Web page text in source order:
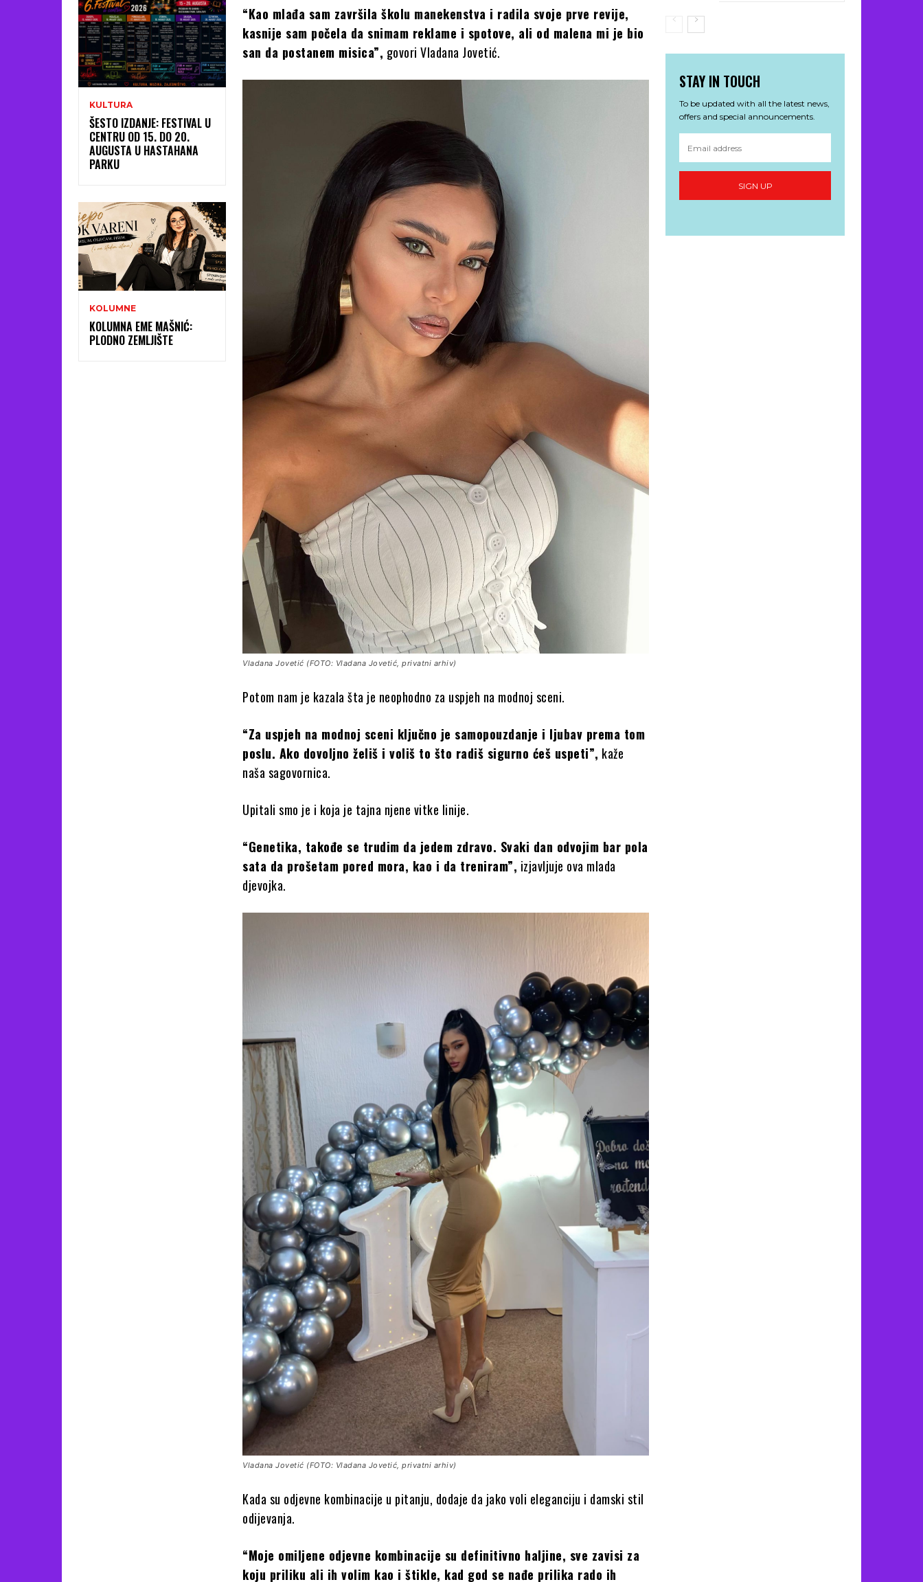
KULTURA
ŠESTO IZDANJE: FESTIVAL U
CENTRU OD 15. DO 20.
AUGUSTA U HASTAHANA
PARKU
KOLUMNE
KOLUMNA EME MAŠNIĆ:
PLODNO ZEMLJIŠTE
“Kao mlađa sam završila školu manekenstva i radila svoje prve revije,
kasnije sam počela da snimam reklame i spotove, ali od malena mi je bio
san da postanem misica”, govori Vladana Jovetić.
Vladana Jovetić (FOTO: Vladana Jovetić, privatni arhiv)
Potom nam je kazala šta je neophodno za uspjeh na modnoj sceni.
“Za uspjeh na modnoj sceni ključno je samopouzdanje i ljubav prema tom
poslu. Ako dovoljno želiš i voliš to što radiš sigurno ćeš uspeti”, kaže
naša sagovornica.
Upitali smo je i koja je tajna njene vitke linije.
“Genetika, takođe se trudim da jedem zdravo. Svaki dan odvojim bar pola
sata da prošetam pored mora, kao i da treniram”, izjavljuje ova mlada
djevojka.
Vladana Jovetić (FOTO: Vladana Jovetić, privatni arhiv)
Kada su odjevne kombinacije u pitanju, dodaje da jako voli eleganciju i damski stil
odijevanja.
“Moje omiljene odjevne kombinacije su definitivno haljine, sve zavisi za
koju priliku ali ih volim kao i štikle, kad god se nađe prilika rado ih
STAY IN TOUCH
To be updated with all the latest news,
offers and special announcements.
SIGN UP